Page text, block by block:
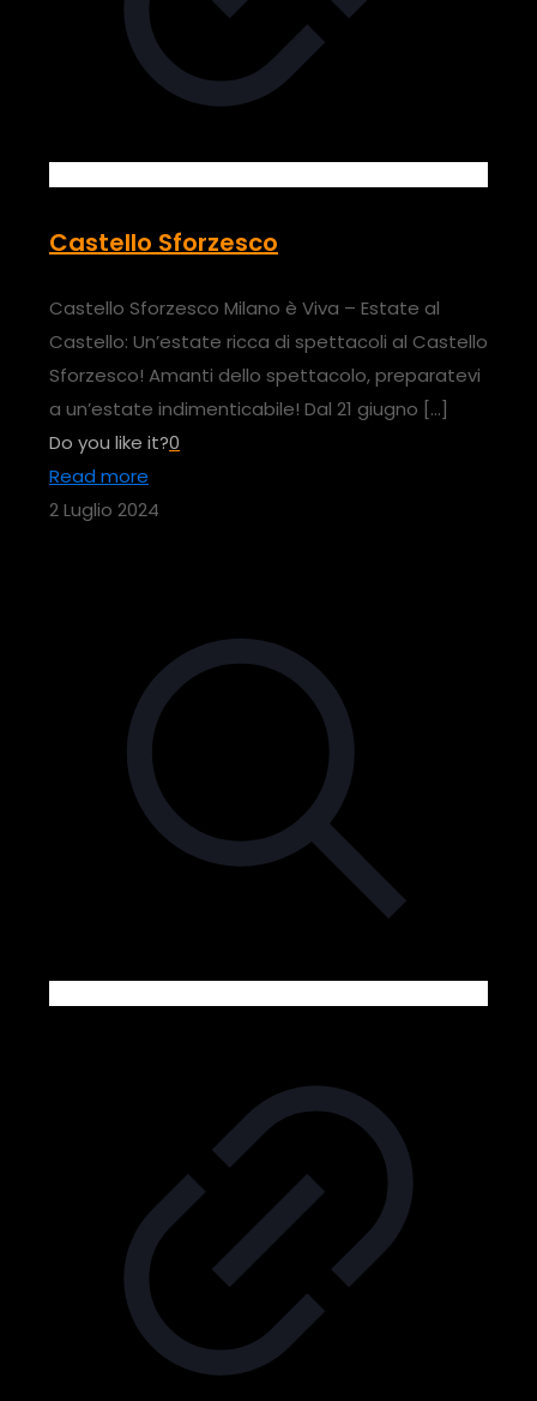
Castello Sforzesco
Castello Sforzesco Milano è Viva – Estate al
Castello: Un’estate ricca di spettacoli al Castello
Sforzesco! Amanti dello spettacolo, preparatevi
a un’estate indimenticabile! Dal 21 giugno […]
Do you like it?0
Read more
2 Luglio 2024